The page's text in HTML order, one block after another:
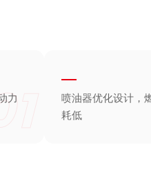
力
喷油器优化设计，
耗低